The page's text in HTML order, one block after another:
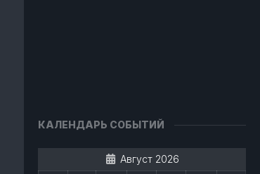
КАЛЕНДАРЬ СОБЫТИЙ
Август 2026